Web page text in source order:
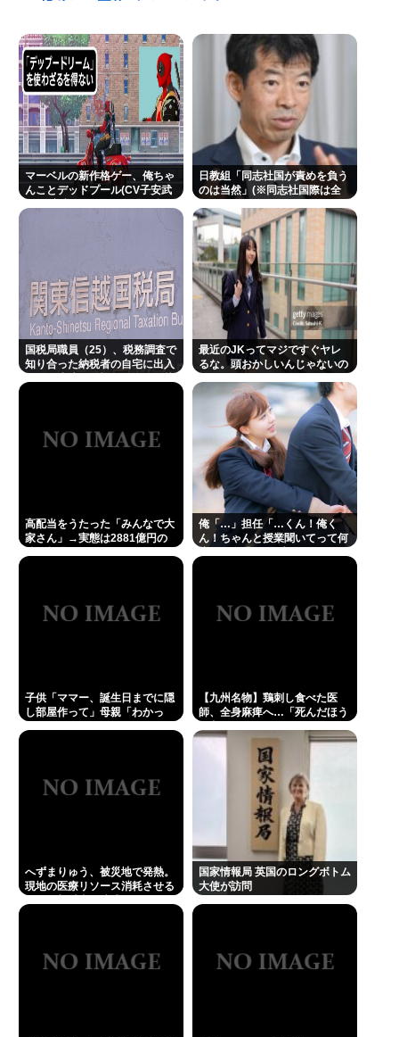
【奈良市議】へずまりゅう市議、被災地支援中に発
熱…「緊急で病院に向かい点滴を打ったら楽に」 回
復を報告
【九州名物】鶏刺し食べた医師、全身麻痺へ…「死
んだほうが良い」
へずまりゅう、被災地で発熱。現地の医療リソース
消耗させるとか予想以上に迷惑だったな
ヒコロヒー コンビニで割引おにぎりは〝絶対買わな
この映画は観なくていいって作品教えて
近場で「天の川」見れる場所教えて🥺
NHK受信料パトカー・消防車から徴収問題、猛反発
を受け「検討を進めていく」と会長
Powered by livedoor 相互RSS
マーベルの新作格ゲー、俺ちゃ
んことデッドプール(CV子安武
日教組「同志社国が責めを負う
のは当然」(※同志社国際は全
自画自賛も
国税局職員（25）、税務調査で
知り合った納税者の自宅に出入
最近のJKってマジですぐヤレ
るな。頭おかしいんじゃないの
高配当をうたった「みんなで大
家さん」→実態は2881億円の
俺「…」担任「…くん！俺く
ん！ちゃんと授業聞いてって何
子供「ママー、誕生日までに隠
し部屋作って」母親「わかっ
【九州名物】鶏刺し食べた医
師、全身麻痺へ…「死んだほう
へずまりゅう、被災地で発熱。
現地の医療リソース消耗させる
国家情報局 英国のロングボトム
大使が訪問